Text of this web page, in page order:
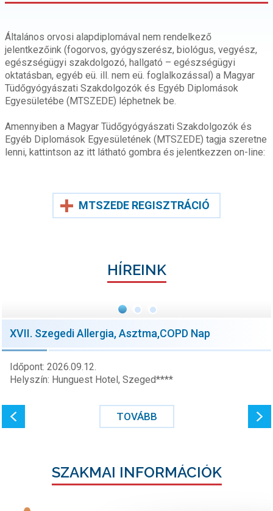
Általános orvosi alapdiplomával nem rendelkező
jelentkezőink (fogorvos, gyógyszerész, biológus, vegyész,
egészségügyi szakdolgozó, hallgató – egészségügyi
oktatásban, egyéb eü. ill. nem eü. foglalkozással) a Magyar
Tüdőgyógyászati Szakdolgozók és Egyéb Diplomások
Egyesületébe (MTSZEDE) léphetnek be.
Amennyiben a Magyar Tüdőgyógyászati Szakdolgozók és
Egyéb Diplomások Egyesületének (MTSZEDE) tagja szeretne
lenni, kattintson az itt látható gombra és jelentkezzen on-line:
MTSZEDE REGISZTRÁCIÓ
HÍREINK
XVII. Szegedi Allergia, Asztma,COPD Nap
Időpont: 2026.09.12.
Helyszín: Hunguest Hotel, Szeged****
TOVÁBB
SZAKMAI INFORMÁCIÓK